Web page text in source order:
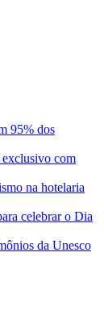
95% dos
com
na hotelaria
celebrar o Dia
da Unesco